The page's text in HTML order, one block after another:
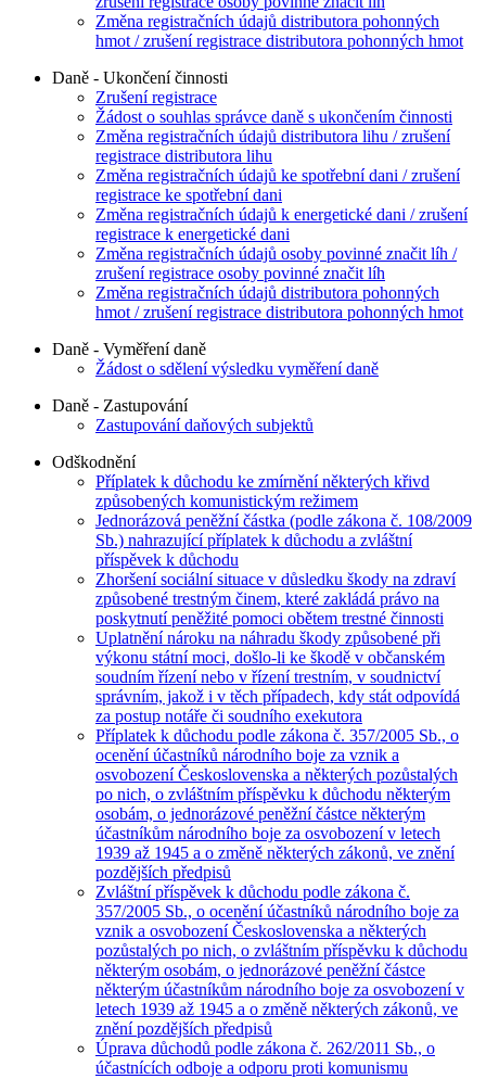
Změna registračních údajů distributora pohonných
hmot / zrušení registrace distributora pohonných hmot
Daně - Ukončení činnosti
Zrušení registrace
Žádost o souhlas správce daně s ukončením činnosti
Změna registračních údajů distributora lihu / zrušení
registrace distributora lihu
Změna registračních údajů ke spotřební dani / zrušení
registrace ke spotřební dani
Změna registračních údajů k energetické dani / zrušení
registrace k energetické dani
Změna registračních údajů osoby povinné značit líh /
zrušení registrace osoby povinné značit líh
Změna registračních údajů distributora pohonných
hmot / zrušení registrace distributora pohonných hmot
Daně - Vyměření daně
Žádost o sdělení výsledku vyměření daně
Daně - Zastupování
Zastupování daňových subjektů
Odškodnění
Příplatek k důchodu ke zmírnění některých křivd
způsobených komunistickým režimem
Jednorázová peněžní částka (podle zákona č. 108/2009
Sb.) nahrazující příplatek k důchodu a zvláštní
příspěvek k důchodu
Zhoršení sociální situace v důsledku škody na zdraví
způsobené trestným činem, které zakládá právo na
poskytnutí peněžité pomoci obětem trestné činnosti
Uplatnění nároku na náhradu škody způsobené při
výkonu státní moci, došlo-li ke škodě v občanském
soudním řízení nebo v řízení trestním, v soudnictví
správním, jakož i v těch případech, kdy stát odpovídá
za postup notáře či soudního exekutora
Příplatek k důchodu podle zákona č. 357/2005 Sb., o
ocenění účastníků národního boje za vznik a
osvobození Československa a některých pozůstalých
po nich, o zvláštním příspěvku k důchodu některým
osobám, o jednorázové peněžní částce některým
účastníkům národního boje za osvobození v letech
1939 až 1945 a o změně některých zákonů, ve znění
pozdějších předpisů
Zvláštní příspěvek k důchodu podle zákona č.
357/2005 Sb., o ocenění účastníků národního boje za
vznik a osvobození Československa a některých
pozůstalých po nich, o zvláštním příspěvku k důchodu
některým osobám, o jednorázové peněžní částce
některým účastníkům národního boje za osvobození v
letech 1939 až 1945 a o změně některých zákonů, ve
znění pozdějších předpisů
Úprava důchodů podle zákona č. 262/2011 Sb., o
účastnících odboje a odporu proti komunismu